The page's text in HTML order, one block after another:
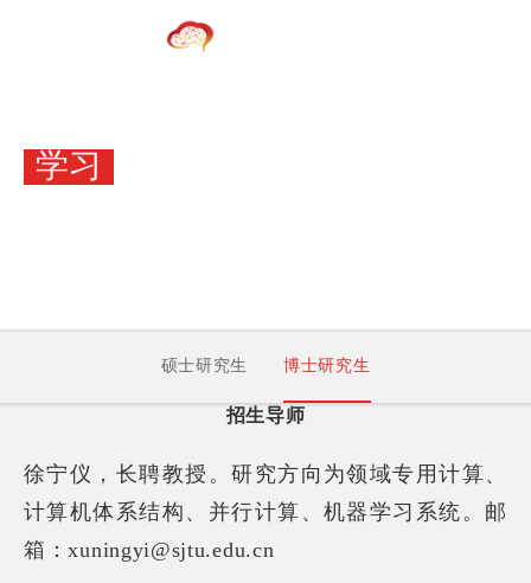
学习
硕士研究生 博士研究生
招生导师
徐宁仪， 长聘教授。研究方向 为领域专用计算、
计算机体系结构、并行计算、机器学习系统。 邮
箱：xuningyi@sjtu.edu.cn